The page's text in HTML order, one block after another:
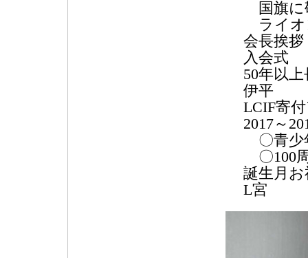
国旗に
ライオ
会長挨拶
入会式
50年以
伊平
LCIF寄
2017～
〇青
〇100
誕生月
L宮